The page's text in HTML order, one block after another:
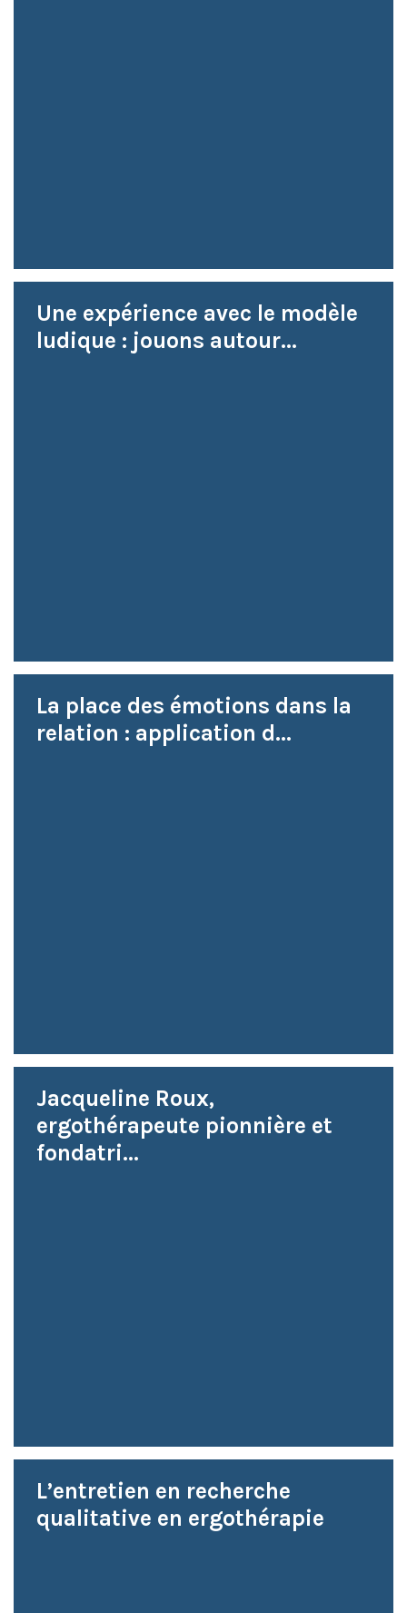
Une expérience avec le modèle
ludique : jouons autour...
La place des émotions dans la
relation : application d...
Jacqueline Roux,
ergothérapeute pionnière et
fondatri...
L’entretien en recherche
qualitative en ergothérapie